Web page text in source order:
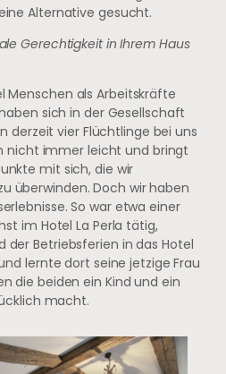
Alternative gesucht.
Gerechtigkeit in Ihrem Haus
Menschen als Arbeitskräfte
sich in der Gesellschaft
derzeit vier Flüchtlinge bei uns
nicht immer leicht und bringt
mit sich, die wir
überwinden. Doch wir haben
So war etwa einer
im Hotel La Perla tätig,
der Betriebsferien in das Hotel
lernte dort seine jetzige Frau
die beiden ein Kind und ein
macht.